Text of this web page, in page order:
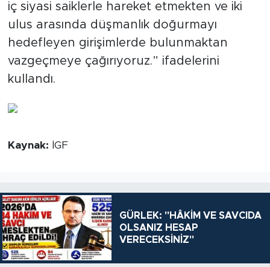
iç siyasi saiklerle hareket etmekten ve iki
ulus arasında düşmanlık doğurmayı
hedefleyen girişimlerde bulunmaktan
vazgeçmeye çağırıyoruz.” ifadelerini
kullandı.
Kaynak: İGF
GÜRLEK: "HÂKİM VE SAVCIDA
OLSANIZ HESAP
VERECEKSİNİZ"